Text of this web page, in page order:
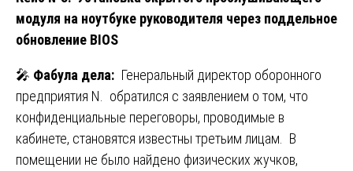
модуля на ноутбуке руководителя через поддельное
обновление BIOS
🎤 Фабула дела: Генеральный директор оборонного
предприятия N. обратился с заявлением о том, что
конфиденциальные переговоры, проводимые в
кабинете, становятся известны третьим лицам. В
помещении не было найдено физических жучков,